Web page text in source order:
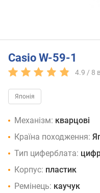
Casio W-59-1
4.9 / 8
Японія
Механізм: кварцові
Країна походження:
Тип циферблата:
Корпус: пластик
Ремінець: каучук